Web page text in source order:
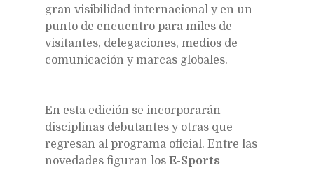
gran visibilidad internacional y en un
punto de encuentro para miles de
visitantes, delegaciones, medios de
comunicación y marcas globales.
En esta edición se incorporarán
disciplinas debutantes y otras que
regresan al programa oficial. Entre las
novedades figuran los E-Sports